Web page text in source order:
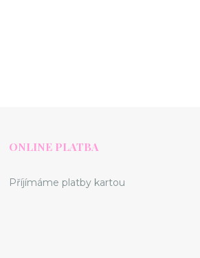
ONLINE PLATBA
Příjímáme platby kartou